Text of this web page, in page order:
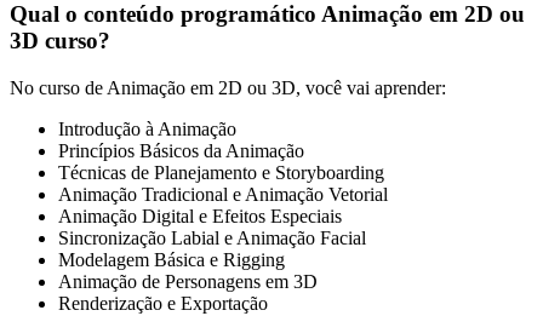
Qual o conteúdo programático Animação em 2D ou
3D curso?
No curso de Animação em 2D ou 3D, você vai aprender:
Introdução à Animação
Princípios Básicos da Animação
Técnicas de Planejamento e Storyboarding
Animação Tradicional e Animação Vetorial
Animação Digital e Efeitos Especiais
Sincronização Labial e Animação Facial
Modelagem Básica e Rigging
Animação de Personagens em 3D
Renderização e Exportação